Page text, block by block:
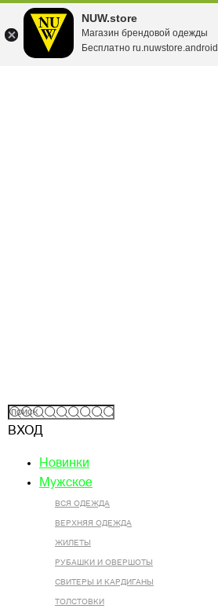
NUW.store
Магазин брендовой одежды
Бесплатно ru.nuwstore.android
ВХОД
Новинки
Мужское
ВСЯ ОДЕЖДА
ВЕРХНЯЯ ОДЕЖДА
ЖИЛЕТЫ
РУБАШКИ И ОВЕРШОТЫ
СВИТЕРЫ И КАРДИГАНЫ
ТОЛСТОВКИ